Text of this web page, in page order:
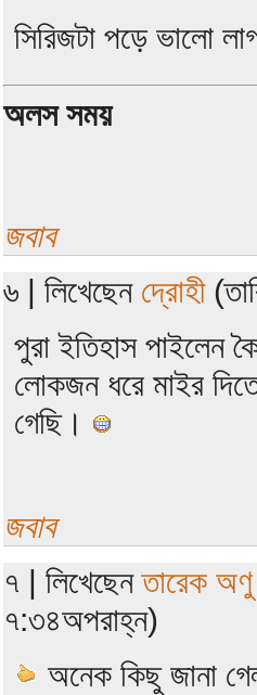
সিরিজটা পড়ে ভালো
অলস সময়
জবাব
৬ | লিখেছেন দ্রোহী
পুরা ইতিহাস পাইলেন
লোকজন ধরে মাইর
গেছি।
জবাব
৭ | লিখেছেনতারেক অণু
৭:৩৪অপরাহ্ন)
অনেক কিছু জানা